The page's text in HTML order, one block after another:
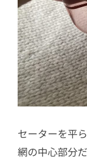
セーターを平
網の中心部分